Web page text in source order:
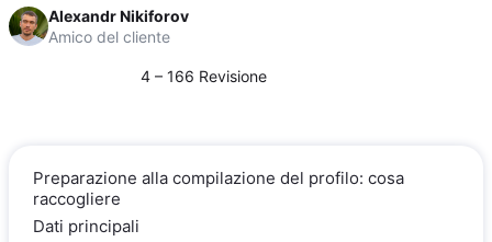
Alexandr Nikiforov
Amico del cliente
4 – 166 Revisione
Preparazione alla compilazione del profilo: cosa
raccogliere
Dati principali